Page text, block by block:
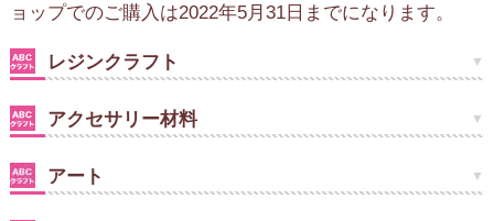
ョップでのご購入は2022年5月31日までになります。
レジンクラフト
アクセサリー材料
アート